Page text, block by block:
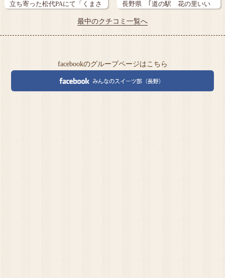
立ち寄った松代PAにて「くまさ
長野県 ｢道の駅 花の里いい
じま｣ 大…
最中のクチコミ一覧へ
facebookのグループページはこちら